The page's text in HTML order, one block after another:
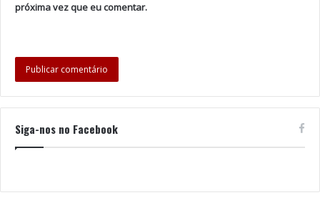
próxima vez que eu comentar.
Siga-nos no Facebook